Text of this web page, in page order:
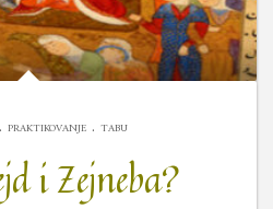
PRAKTIKOVANJE. TABU
i Zejneba?